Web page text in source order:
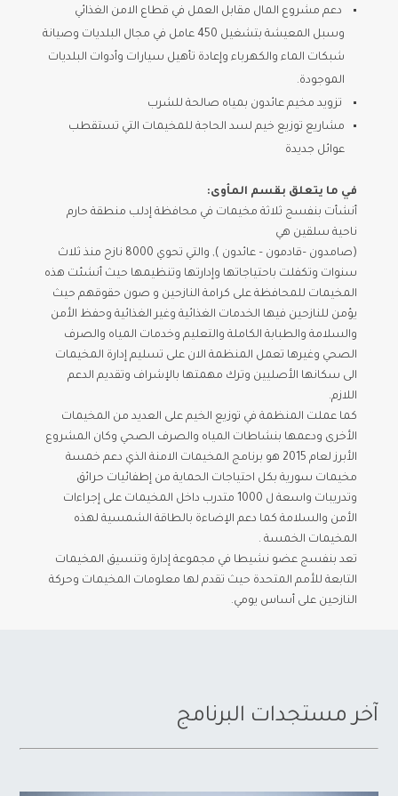
دعم مشروع المال مقابل العمل في قطاع الامن الغذائي
وسبل المعيشة بتشغيل 450 عامل في مجال البلديات وصيانة
شبكات الماء والكهرباء وإعادة تأهيل سيارات وأدوات البلديات
الموجودة.
تزويد مخيم عائدون بمياه صالحة للشرب
مشاريع توزيع خيم لسد الحاجة للمخيمات التي تستقطب
عوائل جديدة
في ما يتعلق بقسم المأوى:
أنشأت بنفسج ثلاثة مخيمات في محافظة إدلب منطقة حارم
ناحية سلقين هي
(صامدون –قادمون – عائدون ), والتي تحوي 8000 نازح منذ ثلاث
سنوات وتكفلت باحتياجاتها وإدارتها وتنظيمها حيث أنشئت هذه
المخيمات للمحافظة على كرامة النازحين و صون حقوقهم حيث
يؤمن للنازحين فيها الخدمات الغذائية وغير الغذائية وحفظ الأمن
والسلامة والطبابة الكاملة والتعليم وخدمات المياه والصرف
الصحي وغيرها تعمل المنظمة الان على تسليم إدارة المخيمات
الى سكانها الأصليين وترك مهمتها بالإشراف وتقديم الدعم
اللازم.
كما عملت المنظمة في توزيع الخيم على العديد من المخيمات
الأخرى ودعمها بنشاطات المياه والصرف الصحي وكان المشروع
الأبرز لعام 2015 هو برنامج المخيمات الامنة الذي دعم خمسة
مخيمات سورية بكل احتياجات الحماية من إطفائيات حرائق
وتدريبات واسعة ل 1000 متدرب داخل المخيمات على إجراءات
الأمن والسلامة كما دعم الإضاءة بالطاقة الشمسية لهذه
المخيمات الخمسة .
تعد بنفسج عضو نشيطا في مجموعة إدارة وتنسيق المخيمات
التابعة للأمم المتحدة حيث تقدم لها معلومات المخيمات وحركة
النازحين على أساس يومي.
آخر مستجدات البرنامج